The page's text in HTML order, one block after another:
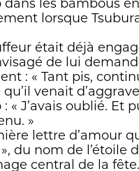
dans les bambous
lorsque
était déjà
de lui
: « Tant pis,
venait
: « J’avais oublié. Et
»
lettre d’amour
du nom de l’étoile
central de la